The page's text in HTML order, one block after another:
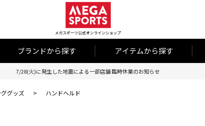
メガスポーツ公式オンラインショップ
ブランドから探す アイテムから探す
7/28(火)に発生した地震による一部店舗 臨時休業のお知らせ
グッズ > ハンドヘルド